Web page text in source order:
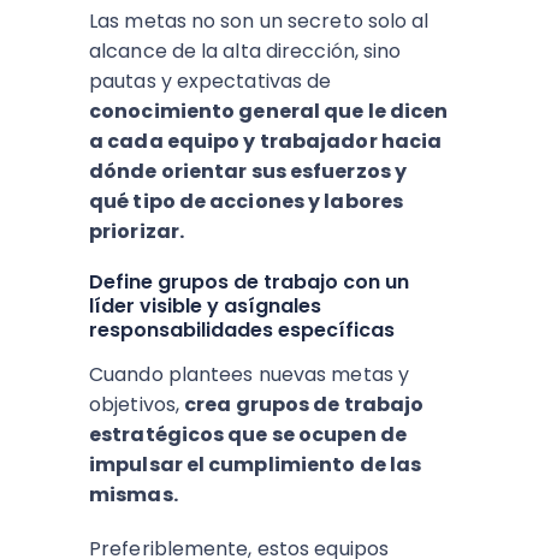
Las metas no son un secreto solo al
alcance de la alta dirección, sino
pautas y expectativas de
conocimiento general que le dicen
a cada equipo y trabajador hacia
dónde orientar sus esfuerzos y
qué tipo de acciones y labores
priorizar.
Define grupos de trabajo con un
líder visible y asígnales
responsabilidades específicas
Cuando plantees nuevas metas y
objetivos, crea grupos de trabajo
estratégicos que se ocupen de
impulsar el cumplimiento de las
mismas.
Preferiblemente, estos equipos